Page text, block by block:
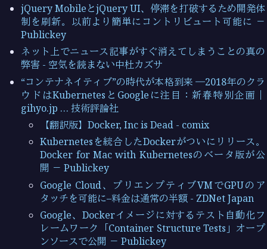
jQuery MobileとjQuery UI、停滞を打破するため開発体
制を刷新。以前より簡単にコントリビュート可能に －
Publickey
ネット上でニュース記事がすぐ消えてしまうことの真の
弊害 - 空気を読まない中杜カズサ
“コンテナネイティブ”の時代が本格到来 ―2018年のクラ
ウドはKubernetesとGoogleに注目：新春特別企画｜
gihyo.jp … 技術評論社
【翻訳版】Docker, Inc is Dead - comix
Kubernetesを統合したDockerがついにリリース。
Docker for Mac with Kubernetesのベータ版が公
開 － Publickey
Google Cloud、プリエンプティブVMでGPUのア
タッチを可能に–料金は通常の半額 - ZDNet Japan
Google、Dockerイメージに対するテスト自動化フ
レームワーク「Container Structure Tests」オープ
ンソースで公開 － Publickey